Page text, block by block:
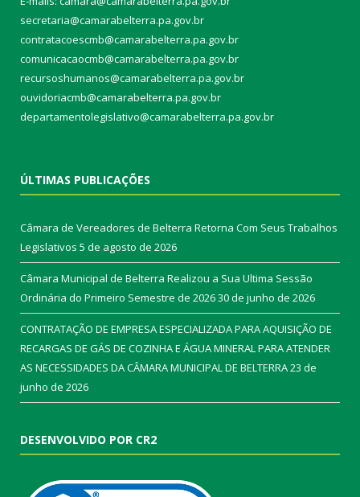
secretaria@camarabelterra.pa.gov.br
contratacoescmb@camarabelterra.pa.gov.br
comunicacaocmb@camarabelterra.pa.gov.br
recursoshumanos@camarabelterra.pa.gov.br
ouvidoriacmb@camarabelterra.pa.gov.br
departamentolegislativo@camarabelterra.pa.gov.br
ÚLTIMAS PUBLICAÇÕES
Câmara de Vereadores de Belterra Retorna Com Seus Trabalhos
Legislativos 5 de agosto de 2026
Câmara Municipal de Belterra Realizou a Sua Ultima Sessão
Ordinária do Primeiro Semestre de 202630 de junho de 2026
CONTRATAÇÃO DE EMPRESA ESPECIALIZADA PARA AQUISIÇÃO DE
RECARGAS DE GÁS DE COZINHA E ÁGUA MINERAL PARA ATENDER
AS NECESSIDADES DA CÂMARA MUNICIPAL DE BELTERRA23 de
junho de 2026
DESENVOLVIDO POR CR2